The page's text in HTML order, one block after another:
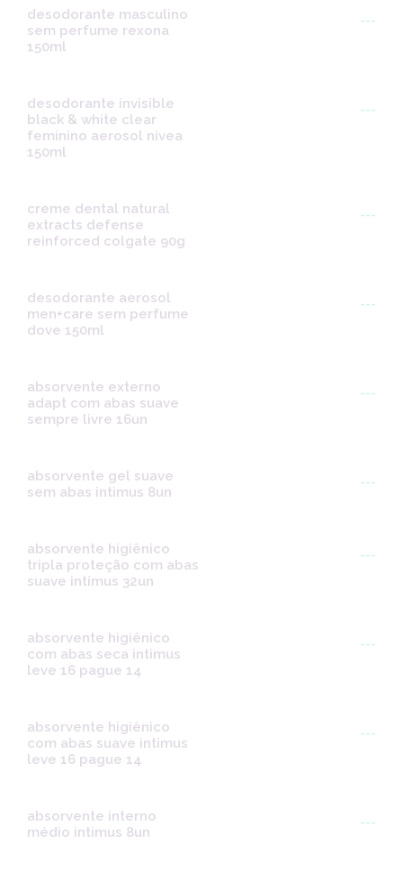
desodorante masculino
sem perfume rexona
150ml
---
desodorante invisible
black & white clear
feminino aerosol nivea
150ml
---
creme dental natural
extracts defense
reinforced colgate 90g
---
desodorante aerosol
men+care sem perfume
dove 150ml
---
absorvente externo
adapt com abas suave
sempre livre 16un
---
absorvente gel suave
sem abas intimus 8un
---
absorvente higiênico
tripla proteção com abas
suave intimus 32un
---
absorvente higiênico
com abas seca intimus
leve 16 pague 14
---
absorvente higiênico
com abas suave intimus
leve 16 pague 14
---
absorvente interno
médio intimus 8un
---